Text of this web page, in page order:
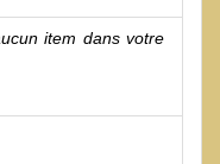
item dans votre